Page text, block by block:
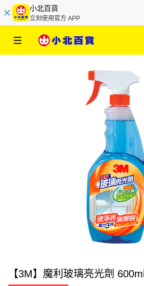
小北百貨
立刻使用官方 APP
【3M】魔利玻璃亮光劑